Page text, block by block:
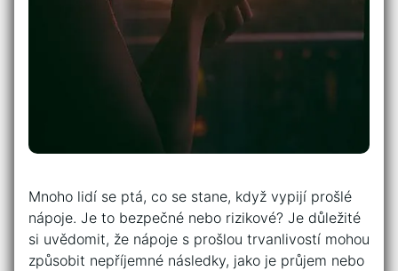
Mnoho lidí se ptá, co se stane, když vypijí prošlé
nápoje. Je to bezpečné nebo rizikové? Je důležité
si uvědomit, že nápoje s prošlou trvanlivostí mohou
způsobit nepříjemné následky, jako je průjem nebo